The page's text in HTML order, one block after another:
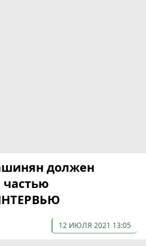
должен
частью
12 ИЮЛЯ 2021 13:05